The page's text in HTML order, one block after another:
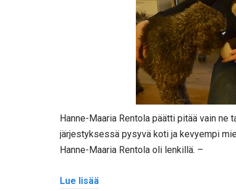
Hanne-Maaria Rentola päätti pitää vain ne
järjestyksessä pysyvä koti ja kevyempi
Hanne-Maaria Rentola oli lenkillä. –
Lue lisää